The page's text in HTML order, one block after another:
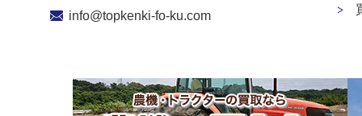
info@topkenki-fo-ku.com